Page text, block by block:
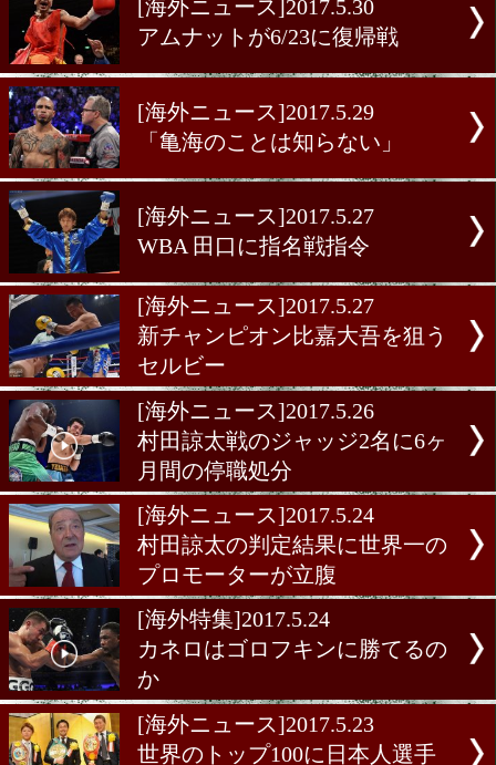
コット 12/2にも試合予定
[海外ニュース]2017.6.1
「勝ちに行く」と亀海
[海外ニュース]2017.5.31
[海外ニュース]2017.5.30
アムナットが6/23に復帰戦
[海外ニュース]2017.5.29
「亀海のことは知らない」
[海外ニュース]2017.5.27
WBA 田口に指名戦指令
[海外ニュース]2017.5.27
新チャンピオン比嘉大吾を